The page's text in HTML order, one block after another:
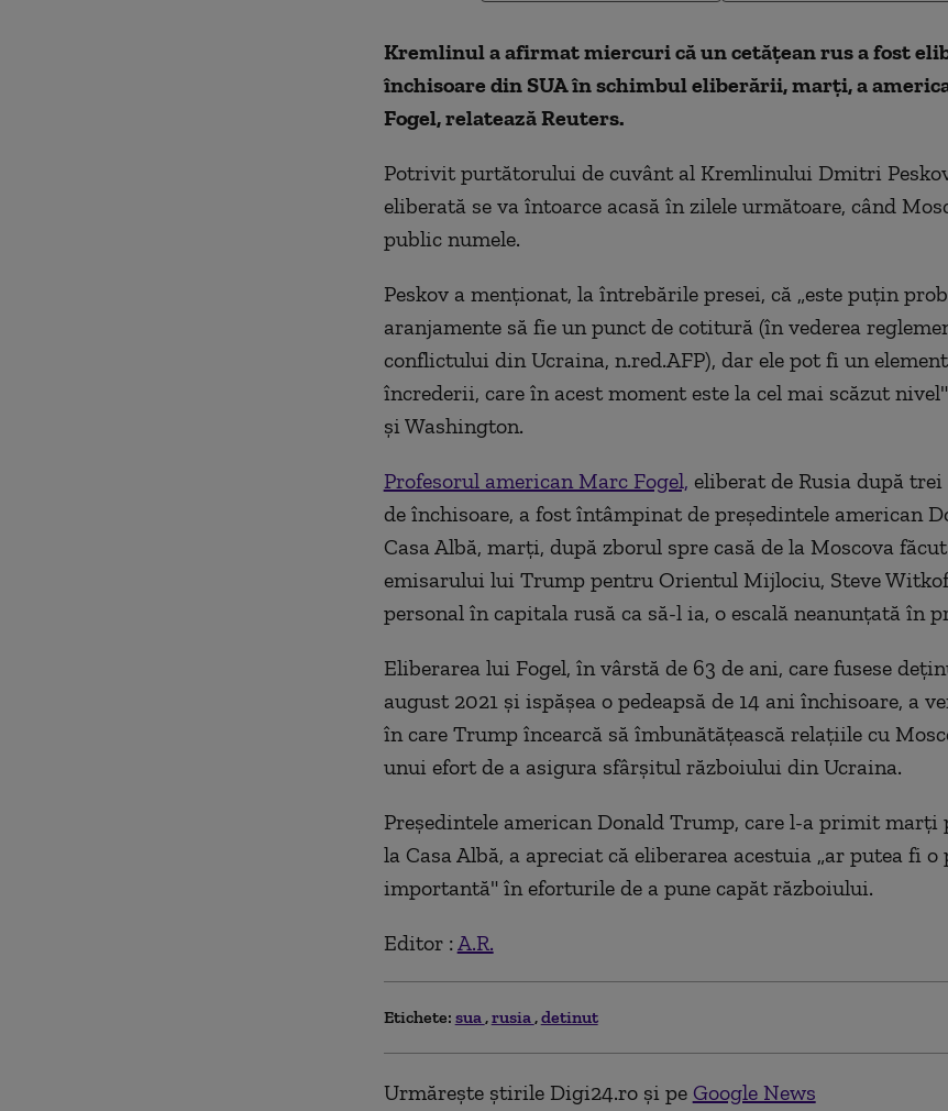
Kremlinul a afirmat miercuri că un cetăţean rus a fost
închisoare din SUA în schimbul eliberării, marţi, a
Fogel, relatează Reuters.
Potrivit purtătorului de cuvânt al Kremlinului Dmitri
eliberată se va întoarce acasă în zilele următoare, când
public numele.
Peskov a menţionat, la întrebările presei, că „este puţin
aranjamente să fie un punct de cotitură (în vederea
conflictului din Ucraina, n.red.AFP), dar ele pot fi un
încrederii, care în acest moment este la cel mai scăzut
şi Washington.
Profesorul american Marc Fogel, eliberat de Rusia după
de închisoare, a fost întâmpinat de preşedintele american
Casa Albă, marţi, după zborul spre casă de la Moscova
emisarului lui Trump pentru Orientul Mijlociu, Steve
personal în capitala rusă ca să-l ia, o escală neanunţată în
Eliberarea lui Fogel, în vârstă de 63 de ani, care fusese
august 2021 şi ispăşea o pedeapsă de 14 ani închisoare, a
în care Trump încearcă să îmbunătăţească relaţiile cu
unui efort de a asigura sfârşitul războiului din Ucraina.
Preşedintele american Donald Trump, care l-a primit marţi
la Casa Albă, a apreciat că eliberarea acestuia „ar putea fi o
importantă" în eforturile de a pune capăt războiului.
Editor : A.R.
Etichete: sua rusia detinut
Urmărește știrile Digi24.ro și pe Google News